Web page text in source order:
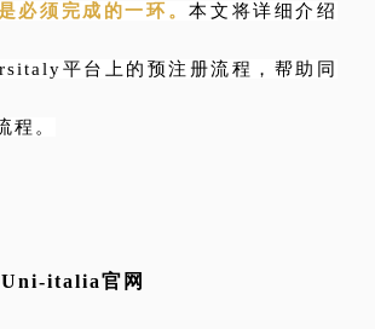
必须完成的一环。本文将详细介绍
平台上的预注册流程，帮助同
程。
Uni-italia官网